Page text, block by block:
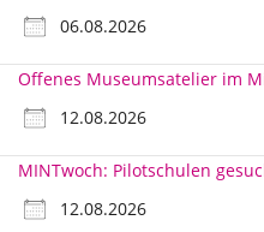
06.08.2026
Offenes Museumsatelier im
12.08.2026
MINTwoch: Pilotschulen
12.08.2026